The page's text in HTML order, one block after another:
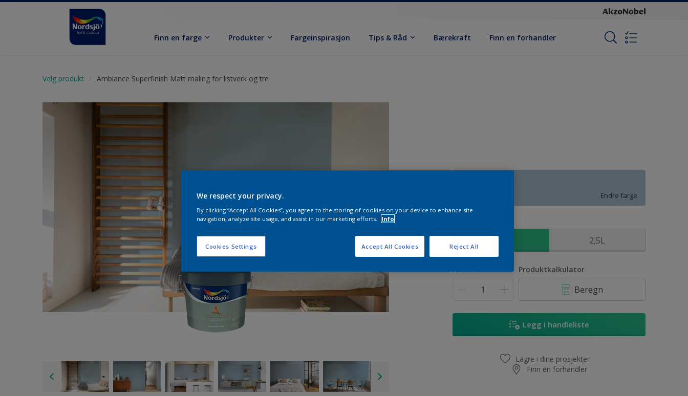
Finn en farge Produkter Fargeinspirasjon Tips & Råd Bærekraft Finn en forhandler
Velg produkt Ambiance Superfinish Matt maling for listverk og tre
Endre farge
1L 2,5L
Antall Produktkalkulator
Beregn
Legg i handleliste
Lagre i dine prosjekter
Finn en forhandler
We respect your privacy.
By clicking “Accept All Cookies”, you agree to the storing of cookies on your device to enhance site
navigation, analyze site usage, and assist in our marketing efforts.
Info
Cookies Settings Reject All
Accept All Cookies